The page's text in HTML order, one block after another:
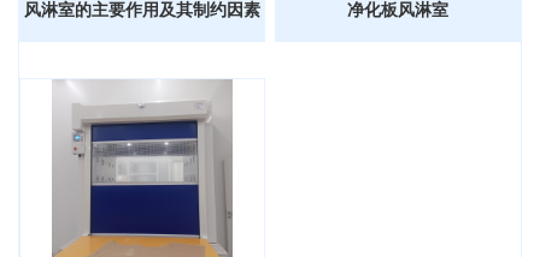
风淋室的主要作用及其制约因素 净化板风淋室